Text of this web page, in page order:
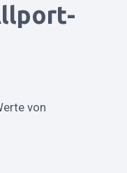
von